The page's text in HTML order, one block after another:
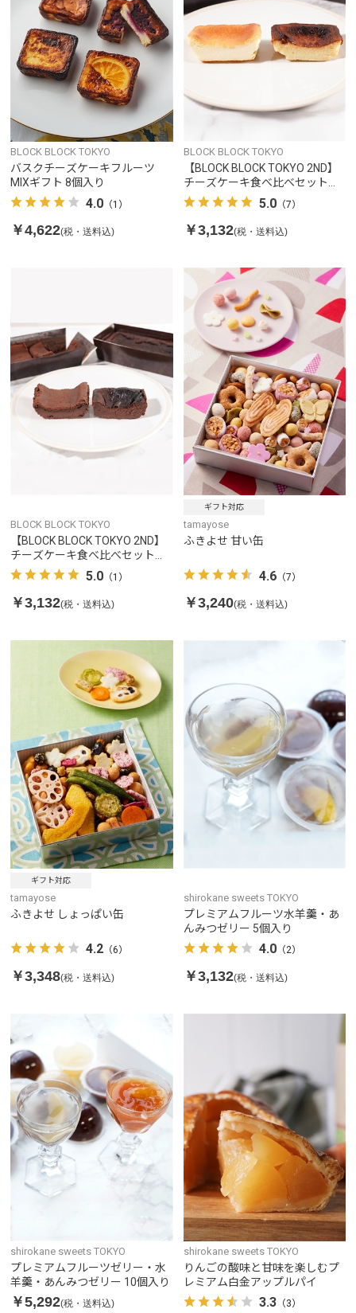
BLOCK BLOCK TOKYO
バスクチーズケーキフルーツ
MIXギフト 8個入り
4.0 （1）
￥4,622(税・送料込)
BLOCK BLOCK TOKYO
【BLOCK BLOCK TOKYO 2ND】
チーズケーキ食べ比べセット
（ベイクド＆バスク）
5.0（7）
￥3,132(税・送料込)
BLOCK BLOCK TOKYO
【BLOCK BLOCK TOKYO 2ND】
チーズケーキ食べ比べセット
（ベイクドショコラ＆バスクシ
ョコラ）
5.0 （1）
￥3,132(税・送料込)
ギフト対応
tamayose
ふきよせ 甘い缶
4.6（7）
￥3,240(税・送料込)
ギフト対応
tamayose
ふきよせ しょっぱい缶
4.2 （6）
￥3,348(税・送料込)
shirokane sweets TOKYO
プレミアムフルーツ水羊羹・あ
んみつゼリー 5個入り
4.0（2）
￥3,132(税・送料込)
shirokane sweets TOKYO
プレミアムフルーツゼリー・水
羊羹・あんみつゼリー 10個入り
￥5,292(税・送料込)
shirokane sweets TOKYO
りんごの酸味と甘味を楽しむプ
レミアム白金アップルパイ
3.3（3）